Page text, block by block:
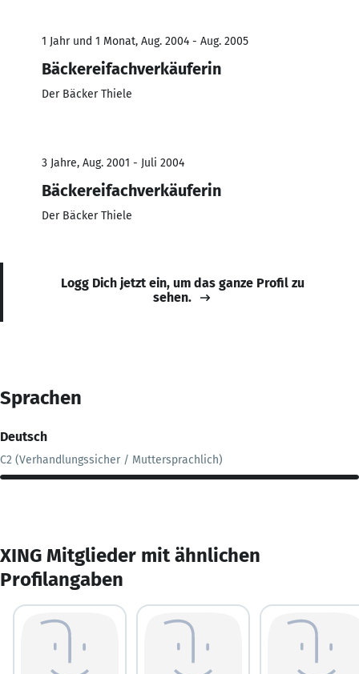
1 Jahr und 1 Monat, Aug. 2004 - Aug. 2005
Bäckereifachverkäuferin
Der Bäcker Thiele
3 Jahre, Aug. 2001 - Juli 2004
Bäckereifachverkäuferin
Der Bäcker Thiele
Logg Dich jetzt ein, um das ganze Profil zu
sehen.
Sprachen
Deutsch
C2 (Verhandlungssicher / Muttersprachlich)
XING Mitglieder mit ähnlichen
Profilangaben